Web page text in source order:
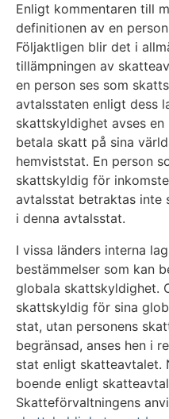
Enligt kommentaren till
definitionen av en
Följaktligen blir det i
tillämpningen av
en person ses som
avtalsstaten enligt dess
skattskyldighet avses
betala skatt på sina
hemviststat. En person
skattskyldig för
avtalsstat betraktas inte
i denna avtalsstat.
I vissa länders interna
bestämmelser som kan
globala skattskyldighet.
skattskyldig för sina
stat, utan personens
begränsad, anses hen i
stat enligt skatteavtalet.
boende enligt
Skatteförvaltningens